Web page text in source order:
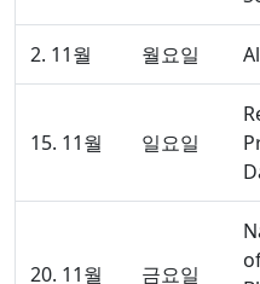
2. 11월 월요일
15. 11월 일요일
20. 11월 금요일